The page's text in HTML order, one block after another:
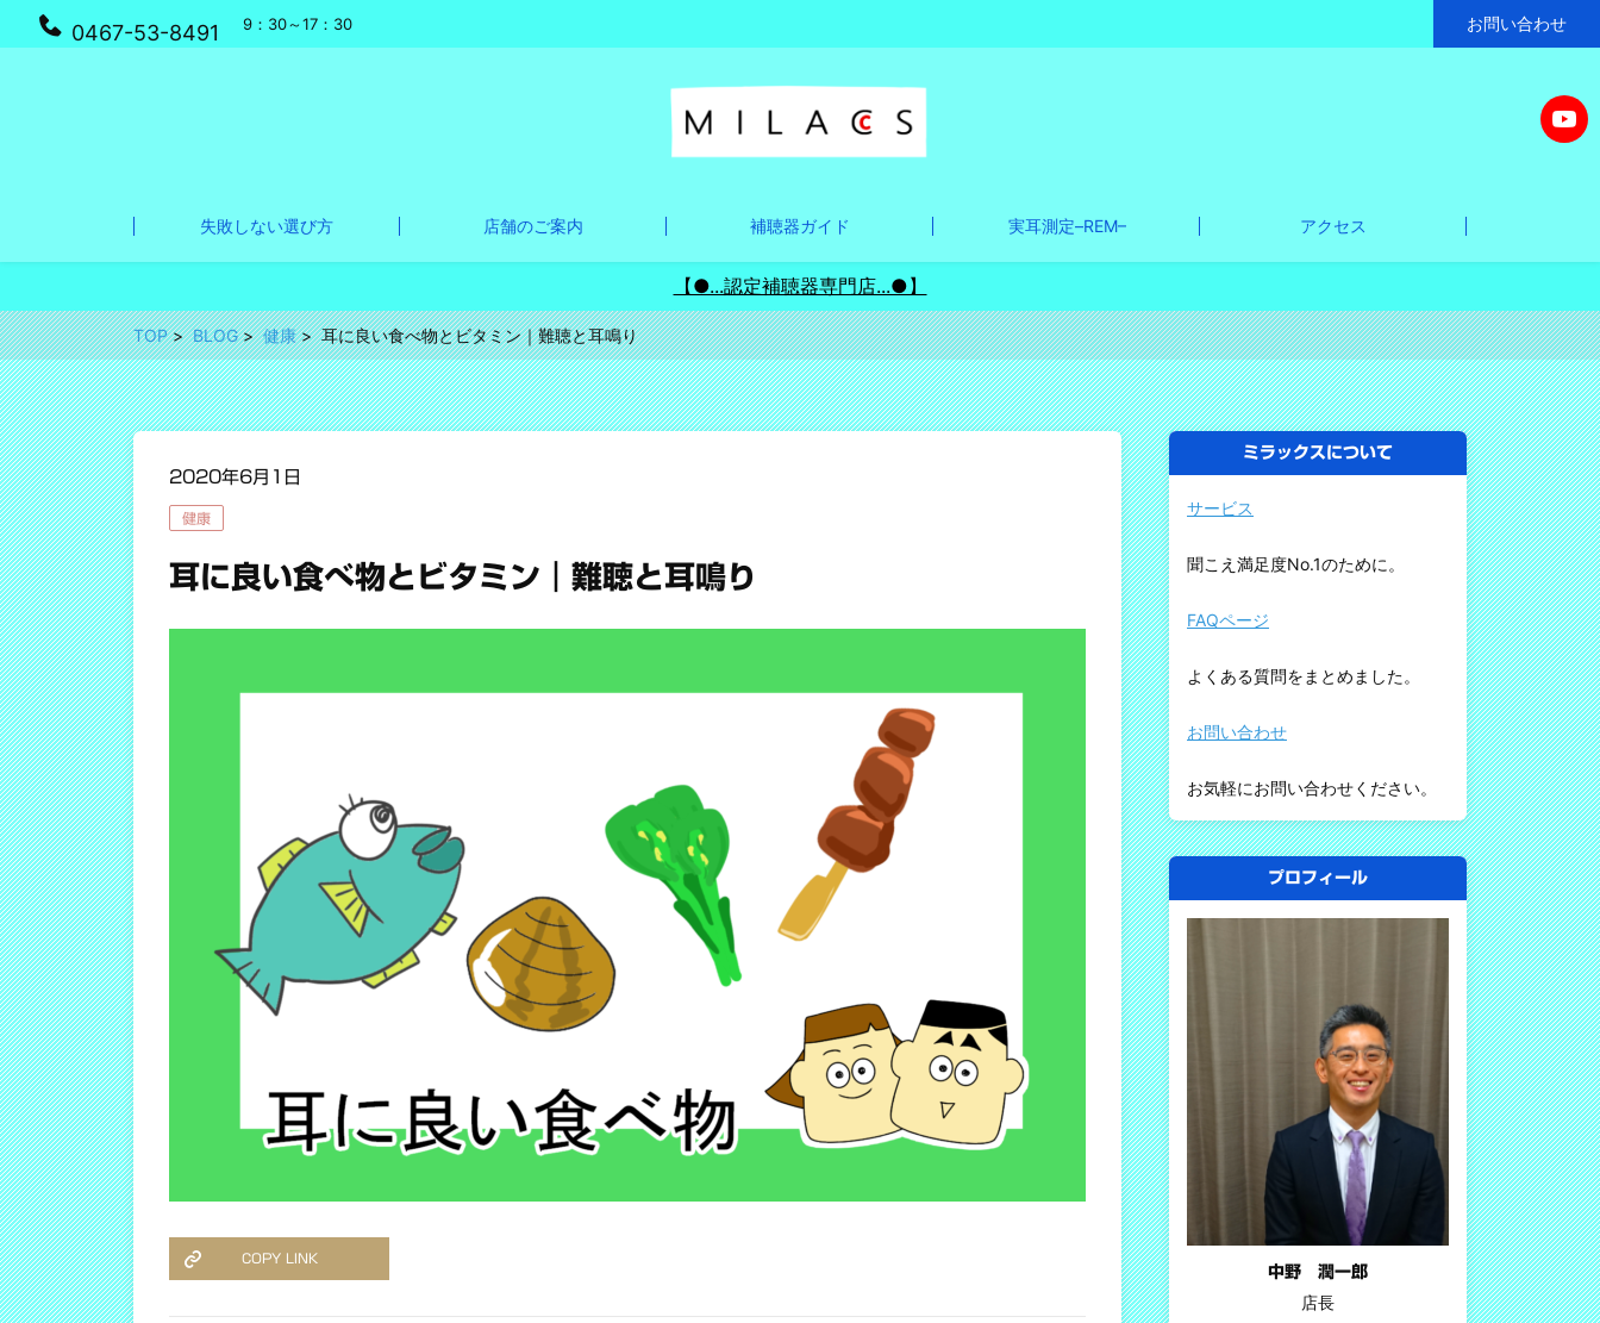
0467-53-8491 9：30～17：30 お問い合わせ
失敗しない選び方 店舗のご案内 補聴器ガイド 実耳測定–REM– アクセス
【●...認定補聴器専門店...●】
TOP BLOG 健康 耳に良い食べ物とビタミン｜難聴と耳鳴り
2020年6月1日
健康
耳に良い食べ物とビタミン｜難聴と耳鳴り
COPY LINK
ミラックスについて
サービス
聞こえ満足度No.1のために。
FAQページ
よくある質問をまとめました。
お問い合わせ
お気軽にお問い合わせください。
プロフィール
中野 潤一郎
店長